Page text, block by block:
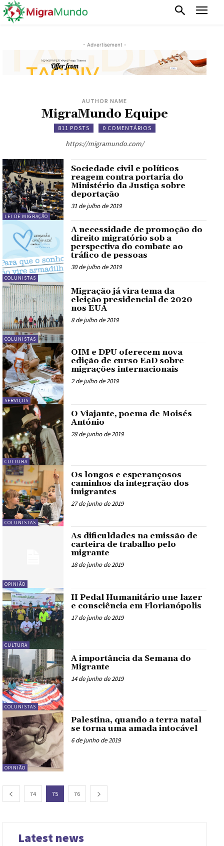
- Advertisement -
AUTHOR NAME
MigraMundo Equipe
811 POSTS 0 COMENTÁRIOS
https://migramundo.com/
LEI DE MIGRAÇÃO
Sociedade civil e políticos
reagem contra portaria do
Ministério da Justiça sobre
deportação
31 de julho de 2019
COLUNISTAS
A necessidade de promoção do
direito migratório sob a
perspectiva do combate ao
tráfico de pessoas
30 de julho de 2019
COLUNISTAS
Migração já vira tema da
eleição presidencial de 2020
nos EUA
8 de julho de 2019
SERVIÇOS
OIM e DPU oferecem nova
edição de curso EaD sobre
migrações internacionais
2 de julho de 2019
CULTURA
O Viajante, poema de Moisés
António
28 de junho de 2019
COLUNISTAS
Os longos e esperançosos
caminhos da integração dos
imigrantes
27 de junho de 2019
OPINIÃO
As dificuldades na emissão de
carteira de trabalho pelo
migrante
18 de junho de 2019
CULTURA
II Pedal Humanitário une lazer
e consciência em Florianópolis
17 de junho de 2019
COLUNISTAS
A importância da Semana do
Migrante
14 de junho de 2019
OPINIÃO
Palestina, quando a terra natal
se torna uma amada intocável
6 de junho de 2019
74 75 76
Latest news